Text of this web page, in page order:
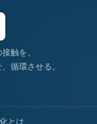
触を、
循環させる。
とは